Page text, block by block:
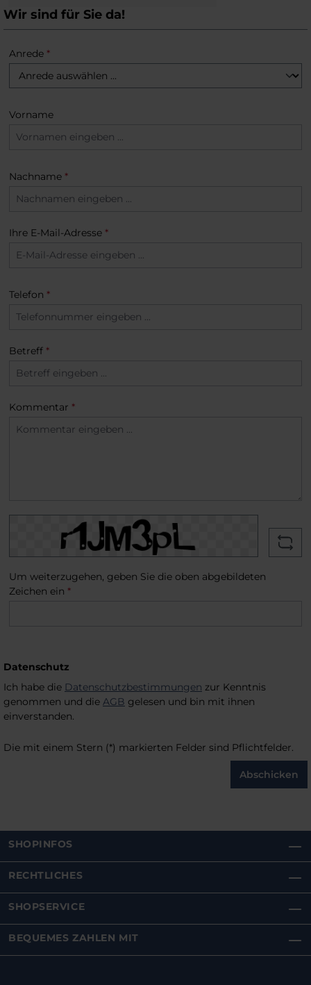
Wir sind für Sie da!
Anrede *
Vorname
Nachname *
Ihre E-Mail-Adresse *
Telefon *
Betreff *
Kommentar *
Um weiterzugehen, geben Sie die oben abgebildeten
Zeichen ein *
Datenschutz
Ich habe die Datenschutzbestimmungen zur Kenntnis
genommen und die AGB gelesen und bin mit ihnen
einverstanden.
Die mit einem Stern (*) markierten Felder sind Pflichtfelder.
Abschicken
SHOPINFOS
RECHTLICHES
SHOPSERVICE
BEQUEMES ZAHLEN MIT